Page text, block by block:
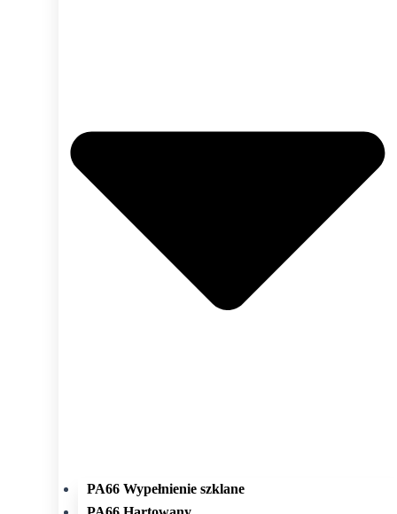
PA66 Wypełnienie szklane